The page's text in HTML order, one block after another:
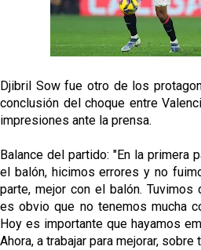
Análisis I Quién es y cómo
Endrick y Marc Bernal
Diomande ya es madridista
mercado
OFICIAL | Juanlu se marcha
Los posibles herederos del
marcha de Juanlu
Djibril Sow fue otro de los
conclusión del choque entre
impresiones ante la prensa.
Balance del partido: "En la primera
el balón, hicimos errores y no
parte, mejor con el balón.
es obvio que no tenemos mucha
Hoy es importante que hayamos
Ahora, a trabajar para mejorar, sobre